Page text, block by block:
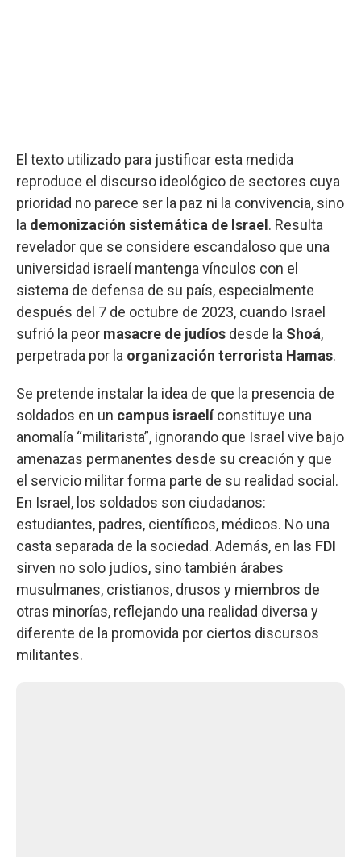
El texto utilizado para justificar esta medida
reproduce el discurso ideológico de sectores cuya
prioridad no parece ser la paz ni la convivencia, sino
la demonización sistemática de Israel . Resulta
revelador que se considere escandaloso que una
universidad israelí mantenga vínculos con el
sistema de defensa de su país, especialmente
después del 7 de octubre de 2023, cuando Israel
sufrió la peor masacre de judíos desde la Shoá,
perpetrada por la organización terrorista Hamas.
Se pretende instalar la idea de que la presencia de
soldados en un campus israelíconstituye una
anomalía “militarista”, ignorando que Israel vive bajo
amenazas permanentes desde su creación y que
el servicio militar forma parte de su realidad social.
En Israel, los soldados son ciudadanos:
estudiantes, padres, científicos, médicos. No una
casta separada de la sociedad. Además, en las FDI
sirven no solo judíos, sino también árabes
musulmanes, cristianos, drusos y miembros de
otras minorías, reflejando una realidad diversa y
diferente de la promovida por ciertos discursos
militantes.